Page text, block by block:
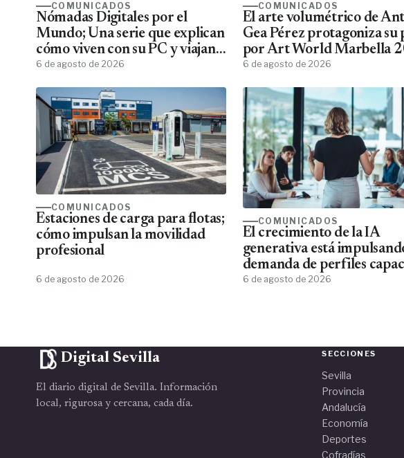
COMUNICADOS
Nómadas Digitales por el
Mundo; Una serie que explican
cómo viven con su PC y viajan
por el mundo
6 de agosto de 2026
COMUNICADOS
El arte volumétrico de
Gea Pérez protagoniza su
por Art World Marbella
6 de agosto de 2026
COMUNICADOS
Estaciones de carga para flotas;
cómo impulsan la movilidad
profesional
6 de agosto de 2026
COMUNICADOS
El crecimiento de la IA
generativa está
demanda de perfiles
de aplicar esta tecnología
6 de agosto de 2026
Digital Sevilla
El diario digital de Sevilla. Información
local, rigurosa y cercana, cada día.
SECCIONES
Sevilla
Provincia
Andalucía
Economía
Deportes
Cofradías